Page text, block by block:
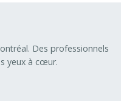
Des professionnels
yeux à cœur.